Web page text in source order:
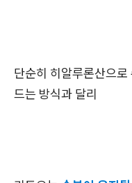
단순히 히알루론산으
드는 방식과 달리